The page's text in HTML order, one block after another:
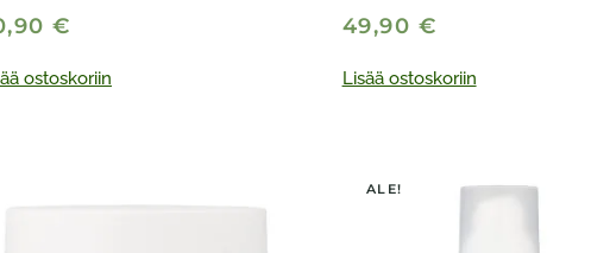
€
ostoskoriin
49,90 €
Lisää ostoskoriin
ALE!